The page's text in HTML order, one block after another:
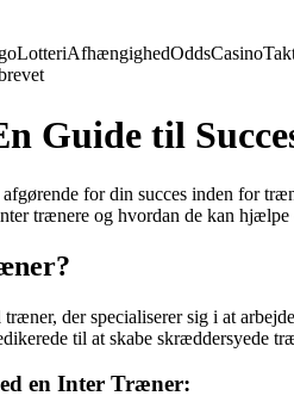
LotteriAfhængighedOddsCasino
Guide til
for din succes inden for
trænere og hvordan de kan
der specialiserer sig i at
til at skabe skræddersyede
en Inter Træner: